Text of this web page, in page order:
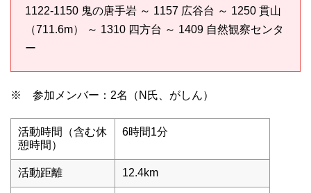
1122-1150 鬼の唐手岩 ～ 1157 広谷台 ～ 1250 貫山
（711.6m） ～ 1310 四方台 ～ 1409 自然観察センタ
ー
※ 参加メンバー：2名（N氏、がしん）
活動時間（含む休
憩時間）
6時間1分
活動距離 12.4km